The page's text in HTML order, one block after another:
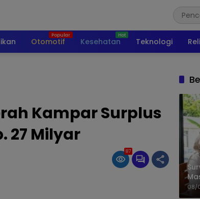
Otomotif Kesehatan Teknologi
Kampar Surplus
27 Milyar
87
08/